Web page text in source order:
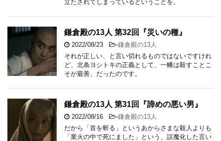
立たされてしまっているということを。
鎌倉殿の13人 第32回『災いの種』
2022/08/23 -鎌倉殿の13人
それが正しい、と言い切れるものではないですけれ
ど、北条ヨシトキの正義として、一幡は殺すことこ
そが最善、だったのです。
鎌倉殿の13人 第31回『諦めの悪い男』
2022/08/16 -鎌倉殿の13人
だから「首を斬る」というあからさまな殺人よりも
「業火の中で死にました」という、誤魔化した言い